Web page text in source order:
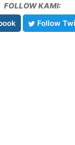
FOLLOW KAMI:
Follow